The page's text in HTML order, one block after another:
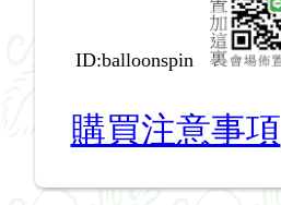
ID:balloonspin
購買注意事項